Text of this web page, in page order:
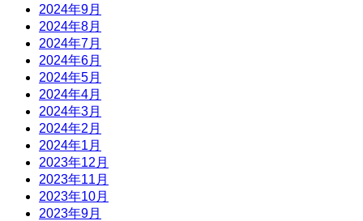
2024年9月
2024年8月
2024年7月
2024年6月
2024年5月
2024年4月
2024年3月
2024年2月
2024年1月
2023年12月
2023年11月
2023年10月
2023年9月